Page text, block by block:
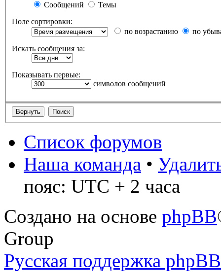
Сообщений
Темы
Поле сортировки:
по возрастанию
по
Искать сообщения за:
Показывать первые:
символов сообщений
Список форумов
Наша команда •
пояс: UTC + 2 часа
Создано на основе phpBB
Group
Русская поддержка phpBB